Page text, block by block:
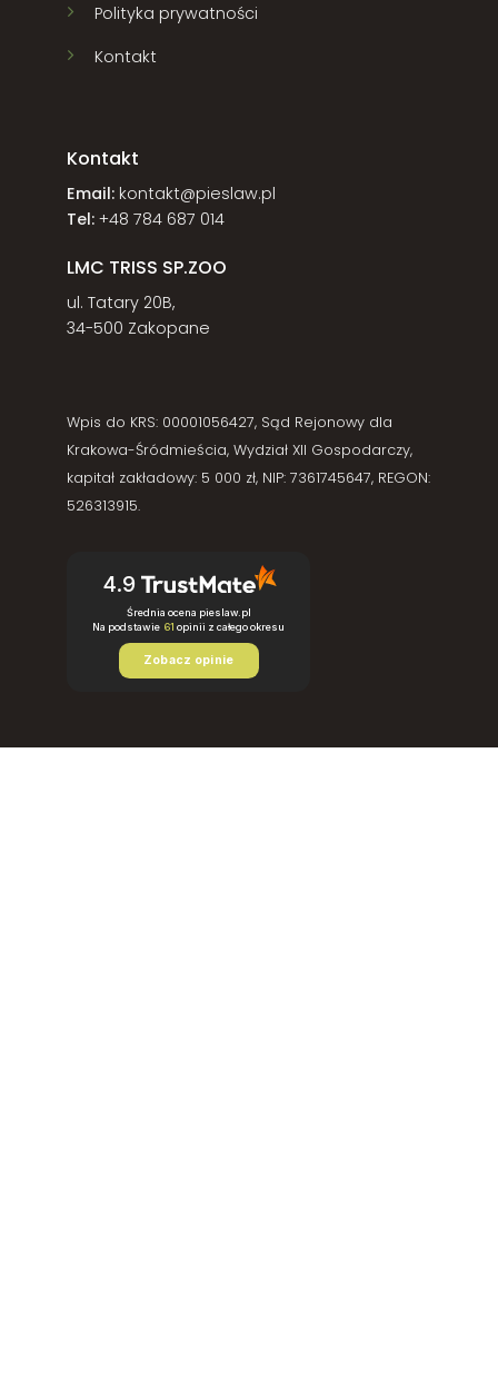
Polityka prywatności
Kontakt
Kontakt
Email: kontakt@pieslaw.pl
Tel: +48 784 687 014
LMC TRISS SP.ZOO
ul. Tatary 20B,
34-500 Zakopane
Wpis do KRS: 00001056427, Sąd Rejonowy dla
Krakowa-Śródmieścia, Wydział XII Gospodarczy,
kapitał zakładowy: 5 000 zł, NIP: 7361745647, REGON:
526313915.
4.9
Średnia ocena pieslaw.pl
Na podstawie 61 opinii z całego okresu
Zobacz opinie